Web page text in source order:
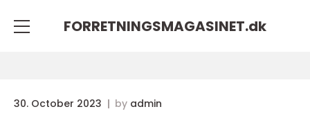
FORRETNINGSMAGASINET.dk
30. October 2023 by admin